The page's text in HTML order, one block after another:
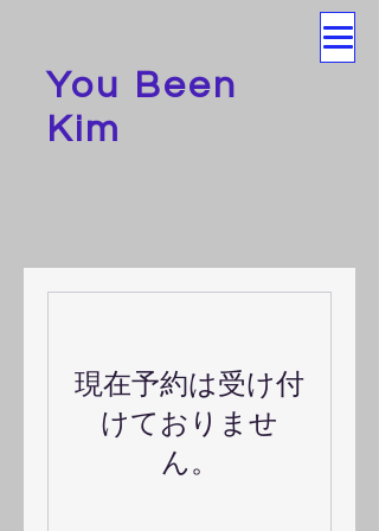
You Been
Kim
現在予約は受け付
けておりませ
ん。